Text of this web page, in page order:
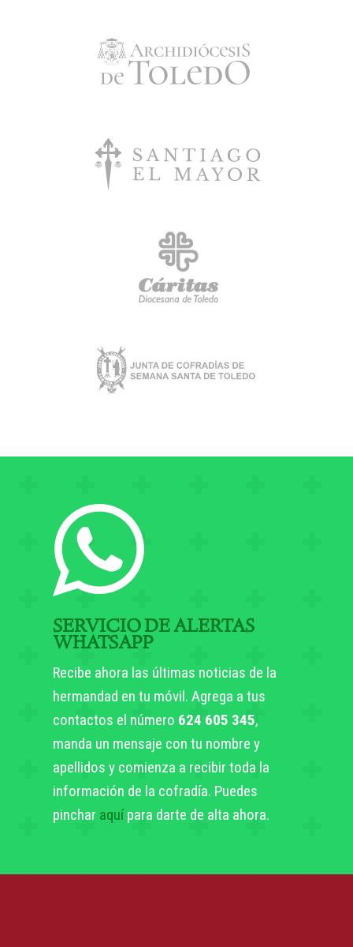
SERVICIO DE ALERTAS
WHATSAPP
Recibe ahora las últimas noticias de la
hermandad en tu móvil. Agrega a tus
contactos el número 624 605 345,
manda un mensaje con tu nombre y
apellidos y comienza a recibir toda la
información de la cofradía. Puedes
pinchar aquípara darte de alta ahora.